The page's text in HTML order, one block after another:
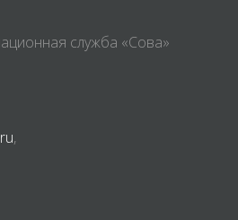
служба «Сова»
,